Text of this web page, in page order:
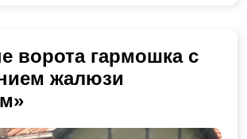
ворота гармошка с
жалюзи